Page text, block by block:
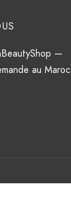
—
au Maroc